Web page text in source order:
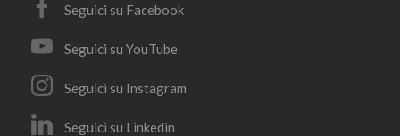
Seguici su Facebook
Seguici su YouTube
Seguici su Instagram
Seguici su Linkedin